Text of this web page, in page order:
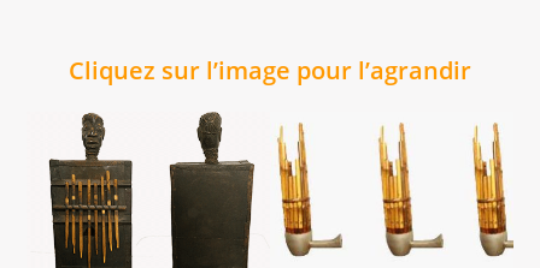
Cliquez sur l’image pour l’agrandir